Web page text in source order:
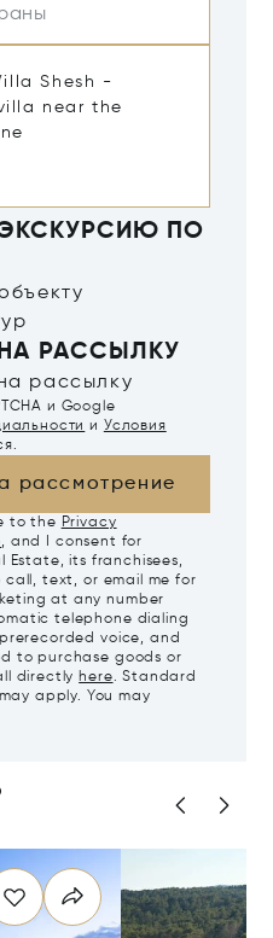
ПО
РАССЫЛКУ
рассылку
и Google
и Условия
рассмотрение
to the Privacy
, and I consent for
Estate, its franchisees,
text, or email me for
at any number
telephone dialing
voice, and
to purchase goods or
directly here. Standard
apply. You may